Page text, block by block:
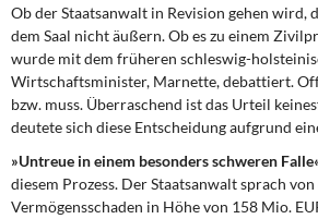
DIE LINKE
Weitere Themen
Institut Solidarische Moderne
Ob der Staatsanwalt in Revision gehen wird,
dem Saal nicht äußern. Ob es zu einem
wurde mit dem früheren schleswig-
Wirtschaftsminister, Marnette, debattiert.
bzw. muss. Überraschend ist das Urteil
deutete sich diese Entscheidung aufgrund
»Untreue in einem besonders schweren
diesem Prozess. Der Staatsanwalt sprach von
Vermögensschaden in Höhe von 158 Mio.